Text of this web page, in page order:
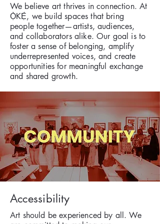
We believe art thrives in connection. At
Ọ̀KẸ́, we build spaces that bring
people together—artists, audiences,
and collaborators alike. Our goal is to
foster a sense of belonging, amplify
underrepresented voices, and create
opportunities for meaningful exchange
and shared growth.
Accessibility
Art should be experienced by all. We